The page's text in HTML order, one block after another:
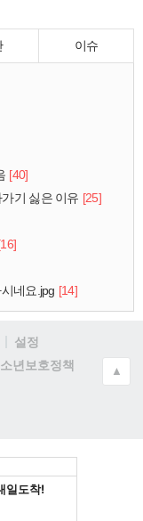
이슈
[40]
기 싫은 이유 [25]
네요.jpg [14]
설정
년보호정책
▲